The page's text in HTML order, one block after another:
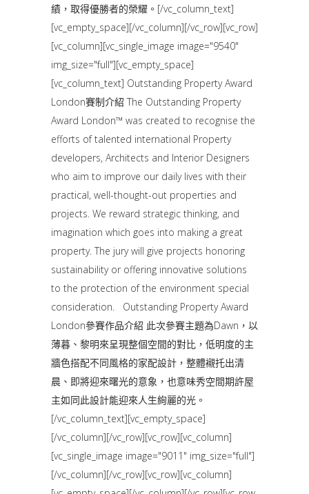
績，取得優勝者的榮耀。[/vc_column_text]
[vc_empty_space][/vc_column][/vc_row][vc_row]
[vc_column][vc_single_image image="9540"
img_size="full"][vc_empty_space]
[vc_column_text] Outstanding Property Award
London賽制介紹 The Outstanding Property
Award London™ was created to recognise the
efforts of talented international Property
developers, Architects and Interior Designers
who aim to improve our daily lives with their
practical, well-thought-out properties and
projects. We reward strategic thinking, and
imagination which goes into making a great
property. The jury will give projects honoring
sustainability or offering innovative solutions
to the protection of the environment special
consideration. Outstanding Property Award
London參賽作品介紹 此次參賽主題為Dawn，以
薄暮、黎明來呈現整個空間的對比，低明度的主
牆色搭配不同風格的家配設計，整體襯托出清
晨、即將迎來曙光的意象，也意味秀空間期許屋
主如同此設計能迎來人生絢麗的光。
[/vc_column_text][vc_empty_space]
[/vc_column][/vc_row][vc_row][vc_column]
[vc_single_image image="9011" img_size="full"]
[/vc_column][/vc_row][vc_row][vc_column]